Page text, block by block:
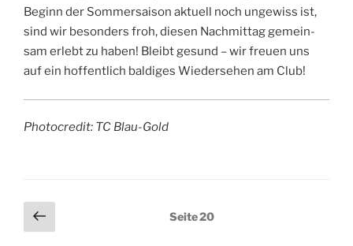
Beginn der Som­mer­sai­son aktu­ell noch unge­wiss ist,
sind wir beson­ders froh, die­sen Nach­mit­tag gemein­
sam erlebt zu haben! Bleibt gesund – wir freu­en uns
auf ein hof­fent­lich bal­di­ges Wie­der­se­hen am Club!
Pho­to­credit: TC Blau-Gold
Seitennummerierung
der
Vorherige
Seite
Seite20